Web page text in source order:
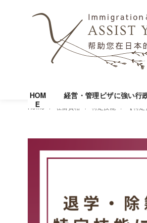
HOM
E
経営・管理ビザに強い行
Home 在留資格 特定技能 【特